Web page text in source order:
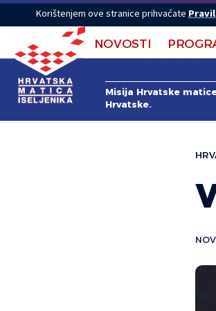
Korištenjem ove stranice prihvaćate
NOVOSTI
Misija Hrvatske
Hrvatske.